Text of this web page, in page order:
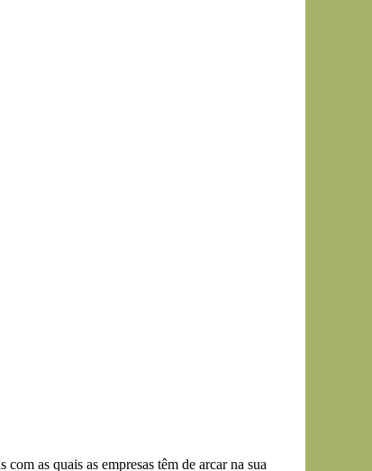
as quais as empresas têm de arcar na sua